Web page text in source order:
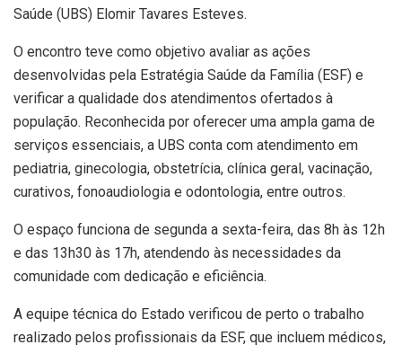
Saúde (UBS) Elomir Tavares Esteves.
O encontro teve como objetivo avaliar as ações
desenvolvidas pela Estratégia Saúde da Família (ESF) e
verificar a qualidade dos atendimentos ofertados à
população. Reconhecida por oferecer uma ampla gama de
serviços essenciais, a UBS conta com atendimento em
pediatria, ginecologia, obstetrícia, clínica geral, vacinação,
curativos, fonoaudiologia e odontologia, entre outros.
O espaço funciona de segunda a sexta-feira, das 8h às 12h
e das 13h30 às 17h, atendendo às necessidades da
comunidade com dedicação e eficiência.
A equipe técnica do Estado verificou de perto o trabalho
realizado pelos profissionais da ESF, que incluem médicos,